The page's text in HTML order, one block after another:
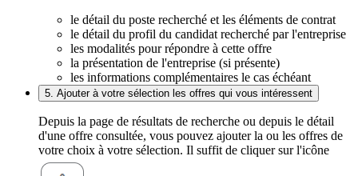
le détail du poste recherché et les éléments de contrat
le détail du profil du candidat recherché par l'entreprise
les modalités pour répondre à cette offre
la présentation de l'entreprise (si présente)
les informations complémentaires le cas échéant
5. Ajouter à votre sélection les offres qui vous intéressent
Depuis la page de résultats de recherche ou depuis le détail
d'une offre consultée, vous pouvez ajouter la ou les offres de
votre choix à votre sélection. Il suffit de cliquer sur l'icône